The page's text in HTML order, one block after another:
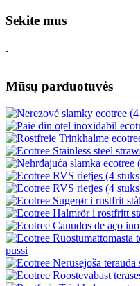
Sekite mus
Mūsų parduotuvės